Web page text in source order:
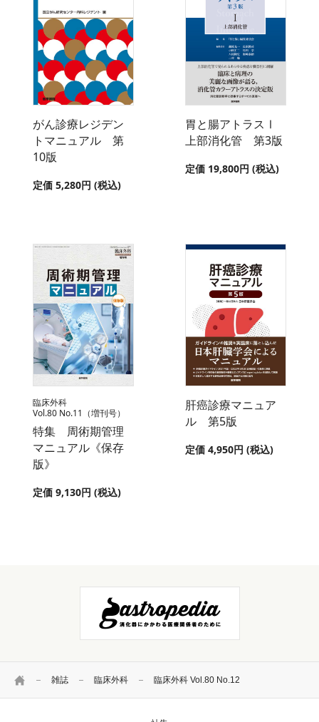
HOME 雑誌 臨床外科 臨床外科 Vol.80 No.12
がん診療レジデン
トマニュアル 第
10版
定価 5,280円 (税込)
胃と腸アトラスⅠ
上部消化管 第3版
定価 19,800円 (税込)
臨床外科
Vol.80 No.11（増刊号）
特集 周術期管理
マニュアル《保存
版》
定価 9,130円 (税込)
肝癌診療マニュア
ル 第5版
定価 4,950円 (税込)